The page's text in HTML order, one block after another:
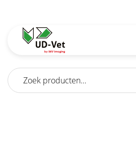
Zoeken
naar: